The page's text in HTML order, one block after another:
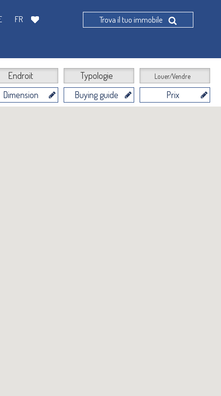
Endroit Typologie Louer/Vendre
Dimension Buying guide Prix
FR Trova il tuo immobile